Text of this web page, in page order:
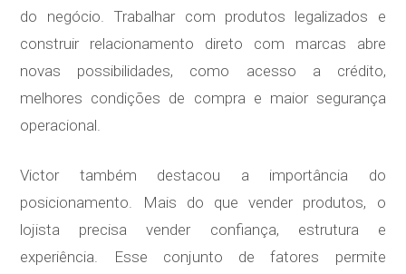
do negócio. Trabalhar com produtos legalizados e
construir relacionamento direto com marcas abre
novas possibilidades, como acesso a crédito,
melhores condições de compra e maior segurança
operacional.
Victor também destacou a importância do
posicionamento. Mais do que vender produtos, o
lojista precisa vender confiança, estrutura e
experiência. Esse conjunto de fatores permite